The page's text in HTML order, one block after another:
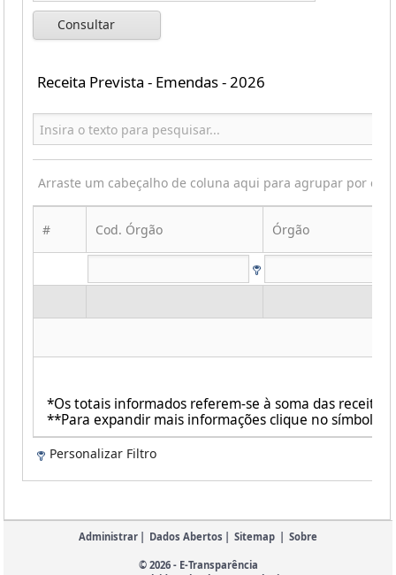
Consultar
Receita Prevista - Emendas - 2026
Arraste um cabeçalho de coluna aqui para agrupar por
*Os totais informados referem-se à soma das
**Para expandir mais informações clique no símbolo
# Cod. Órgão Órgão
Personalizar Filtro
Administrar Dados Abertos Sitemap Sobre
© 2026 - E-Transparência